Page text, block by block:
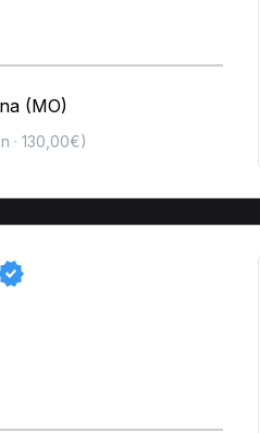
(MO)
· 130,00€)